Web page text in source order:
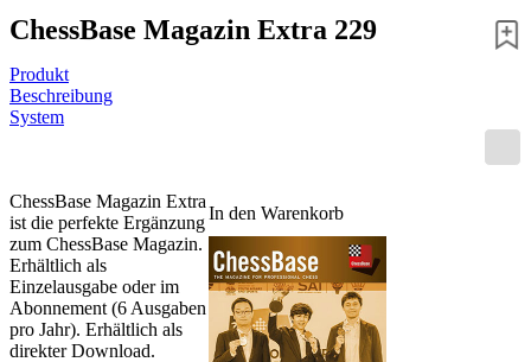
ChessBase Magazin Extra 229
Produkt
Beschreibung
System
In den Warenkorb
ChessBase Magazin Extra
ist die perfekte Ergänzung
zum ChessBase Magazin.
Erhältlich als
Einzelausgabe oder im
Abonnement (6 Ausgaben
pro Jahr). Erhältlich als
direkter Download.